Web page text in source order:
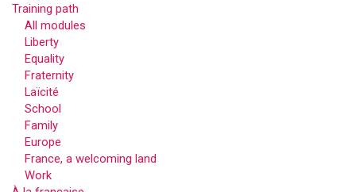
Training path
All modules
Liberty
Equality
Fraternity
Laïcité
School
Family
Europe
France, a welcoming land
Work